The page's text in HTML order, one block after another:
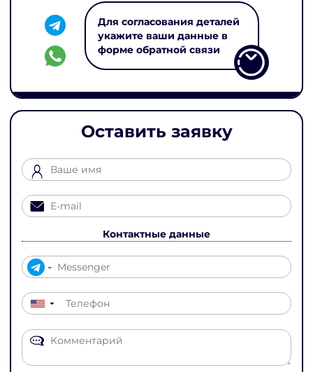
Для согласования деталей
укажите ваши данные в
форме обратной связи
Оставить заявку
Контактные данные
▼